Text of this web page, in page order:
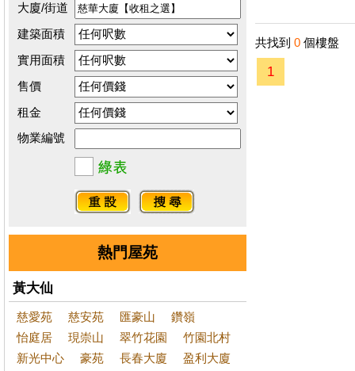
大廈/街道
建築面積
實用面積
售價
租金
物業編號
熱門屋苑
黃大仙
慈愛苑 慈安苑 匯豪山
鑽嶺
怡庭居
現崇山 翠竹花園
竹園北村
新光中心
豪苑 長春大廈
盈利大廈
共找到 0 個樓盤
1